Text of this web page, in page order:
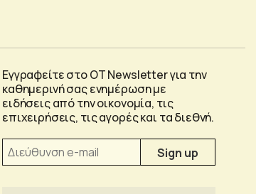
Εγγραφείτε στο OT Newsletter για την
καθημερινή σας ενημέρωση με
ειδήσεις από την οικονομία, τις
επιχειρήσεις, τις αγορές και τα διεθνή.